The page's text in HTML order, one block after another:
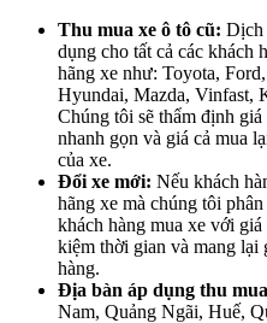
Thu mua xe ô tô cũ: Dịch
dụng cho tất cả các khách
hãng xe như: Toyota,
Hyundai, Mazda, Vinfast,
Chúng tôi sẽ thẩm định
nhanh gọn và giá cả mua
của xe.
Đổi xe mới: Nếu khách
hãng xe mà chúng tôi
khách hàng mua xe với
kiệm thời gian và mang lại
hàng.
Địa bàn áp dụng thu
Nam, Quảng Ngãi, Huế,